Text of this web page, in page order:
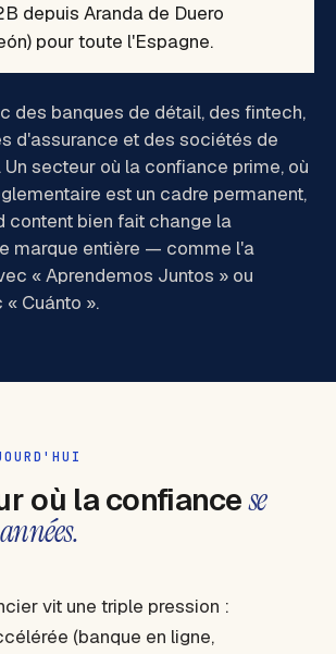
depuis Aranda de Duero
pour toute l'Espagne.
des banques de détail, des fintech,
d'assurance et des sociétés de
secteur où la confiance prime, où
est un cadre permanent,
content bien fait change la
marque entière — comme l'a
« Aprendemos Juntos » ou
Cuánto ».
où la confiancese
vit une triple pression :
(banque en ligne,